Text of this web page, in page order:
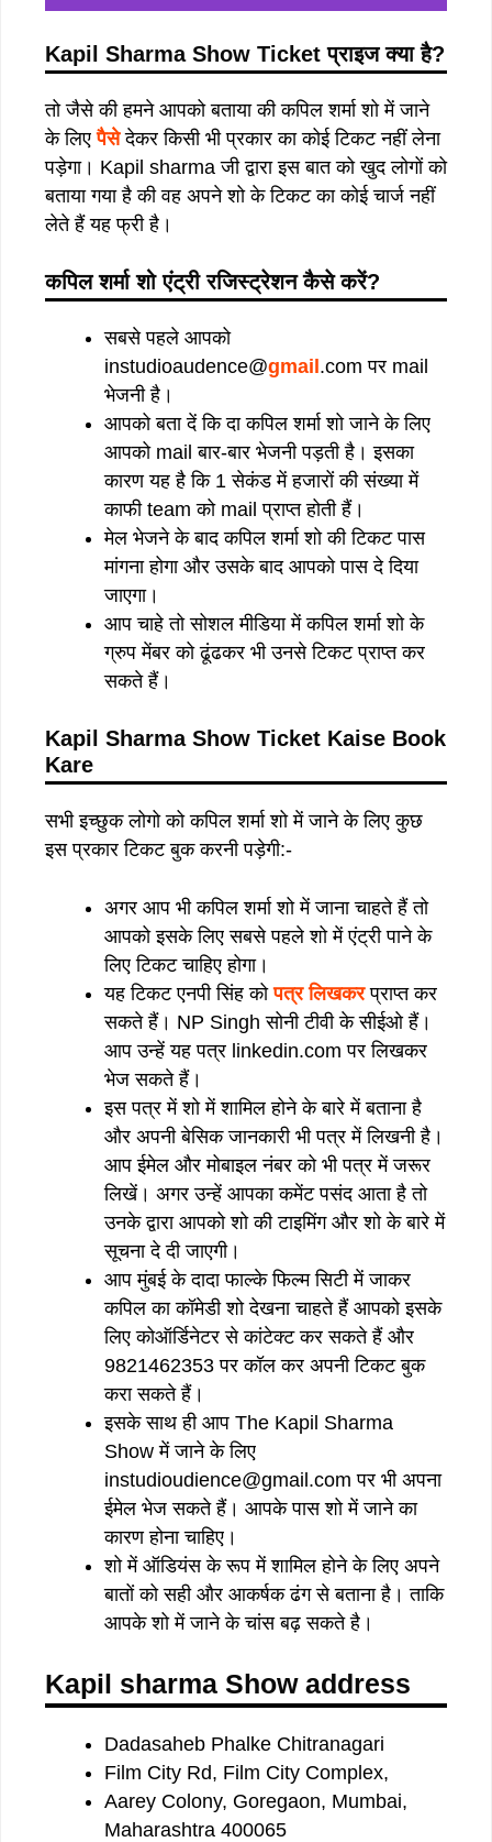
Kapil Sharma Show Ticketप्राइज क्या है?
तो जैसे की हमने आपको बताया की कपिल शर्मा शो में जाने
के लिएपैसेदेकर किसी भी प्रकार का कोई टिकट नहीं लेना
पड़ेगा। Kapil sharma जी द्वारा इस बात को खुद लोगों को
बताया गया है की वह अपने शो के टिकट का कोई चार्ज नहीं
लेते हैं यह फ्री है।
कपिल शर्मा शो एंट्री रजिस्ट्रेशन कैसे करें?
सबसे पहले आपको
instudioaudence@gmail.com पर mail
भेजनी है।
आपको बता दें कि दा कपिल शर्मा शो जाने के लिए
आपको mail बार-बार भेजनी पड़ती है। इसका
कारण यह है कि 1 सेकंड में हजारों की संख्या में
काफी team को mail प्राप्त होती हैं।
मेल भेजने के बाद कपिल शर्मा शो की टिकट पास
मांगना होगा और उसके बाद आपको पास दे दिया
जाएगा।
आप चाहे तो सोशल मीडिया में कपिल शर्मा शो के
ग्रुप मेंबर को ढूंढकर भी उनसे टिकट प्राप्त कर
सकते हैं।
Kapil Sharma Show Ticket Kaise Book
Kare
सभी इच्छुक लोगो को कपिल शर्मा शो में जाने के लिए कुछ
इस प्रकार टिकट बुक करनी पड़ेगी:-
अगर आप भी कपिल शर्मा शो में जाना चाहते हैं तो
आपको इसके लिए सबसे पहले शो में एंट्री पाने के
लिए टिकट चाहिए होगा।
यह टिकट एनपी सिंह कोपत्र लिखकरप्राप्त कर
सकते हैं। NP Singh सोनी टीवी के सीईओ हैं।
आप उन्हें यह पत्र linkedin.com पर लिखकर
भेज सकते हैं।
इस पत्र में शो में शामिल होने के बारे में बताना है
और अपनी बेसिक जानकारी भी पत्र में लिखनी है।
आप ईमेल और मोबाइल नंबर को भी पत्र में जरूर
लिखें। अगर उन्हें आपका कमेंट पसंद आता है तो
उनके द्वारा आपको शो की टाइमिंग और शो के बारे में
सूचना दे दी जाएगी।
आप मुंबई के दादा फाल्के फिल्म सिटी में जाकर
कपिल का कॉमेडी शो देखना चाहते हैं आपको इसके
लिए कोऑर्डिनेटर से कांटेक्ट कर सकते हैं और
9821462353 पर कॉल कर अपनी टिकट बुक
करा सकते हैं।
इसके साथ ही आप The Kapil Sharma
Show में जाने के लिए
instudioudience@gmail.com पर भी अपना
ईमेल भेज सकते हैं। आपके पास शो में जाने का
कारण होना चाहिए।
शो में ऑडियंस के रूप में शामिल होने के लिए अपने
बातों को सही और आकर्षक ढंग से बताना है। ताकि
आपके शो में जाने के चांस बढ़ सकते है।
Kapil sharma Show address
Dadasaheb Phalke Chitranagari
Film City Rd, Film City Complex,
Aarey Colony, Goregaon, Mumbai,
Maharashtra 400065